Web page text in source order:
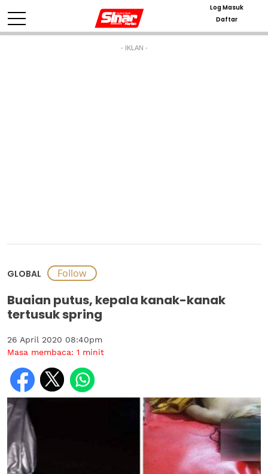
Log Masuk
Daftar
- IKLAN -
GLOBAL
Buaian putus, kepala kanak-kanak
tertusuk spring
26 April 2020 08:40pm
Masa membaca: 1 minit